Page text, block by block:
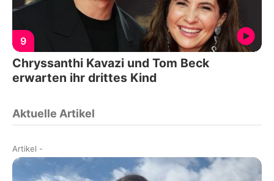
9
Chryssanthi Kavazi und Tom Beck
erwarten ihr drittes Kind
Aktuelle Artikel
Artikel -